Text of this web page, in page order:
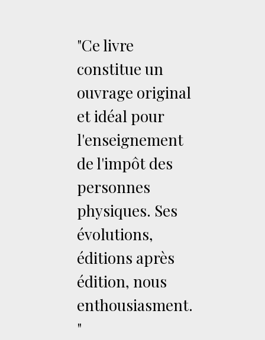
"Ce livre
constitue un
ouvrage original
et idéal pour
l'enseignement
de l'impôt des
personnes
physiques. Ses
évolutions,
éditions après
édition, nous
enthousiasment.
"